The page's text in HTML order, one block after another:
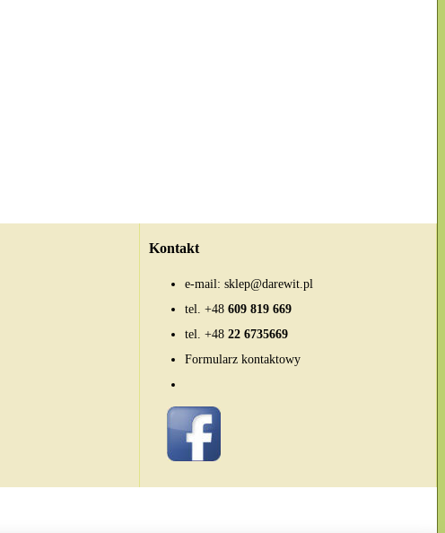
Kontakt
e-mail: sklep@darewit.pl
tel. +48609 819 669
tel. +4822 6735669
Formularz kontaktowy